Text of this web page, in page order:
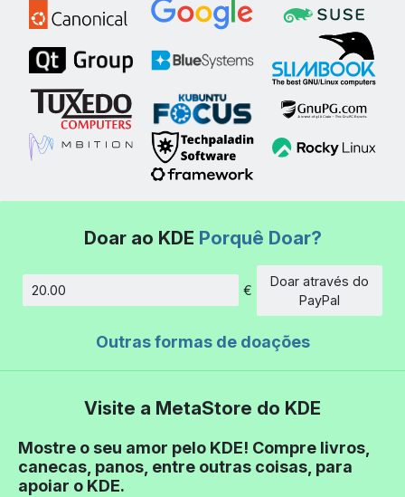
Doar ao KDE Porquê Doar?
Montante
€
Doar através do
PayPal
Outras formas de doações
Visite a MetaStore do KDE
Mostre o seu amor pelo KDE! Compre livros,
canecas, panos, entre outras coisas, para
apoiar o KDE.